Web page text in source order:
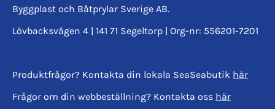
Byggplast och Båtprylar Sverige AB.
Lövbacksvägen 4 | 141 71 Segeltorp | Org-nr: 556201-7201
Produktfrågor? Kontakta din lokala SeaSeabutik här
Frågor om din webbeställning? Kontakta oss här